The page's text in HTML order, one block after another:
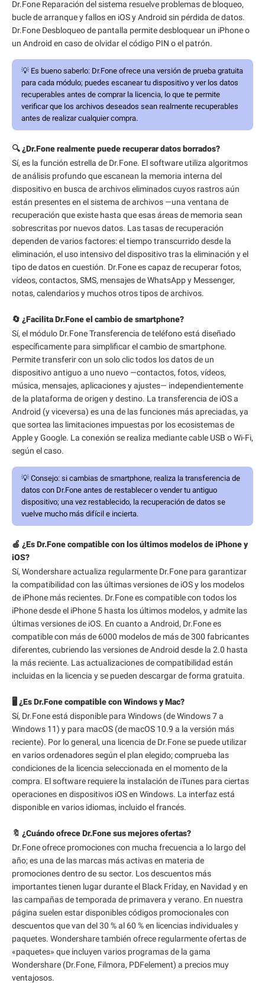
Dr.Fone Reparación del sistema resuelve problemas de bloqueo,
bucle de arranque y fallos en iOS y Android sin pérdida de datos.
Dr.Fone Desbloqueo de pantalla permite desbloquear un iPhone o
un Android en caso de olvidar el código PIN o el patrón.
💡 Es bueno saberlo: Dr.Fone ofrece una versión de prueba gratuita
para cada módulo; puedes escanear tu dispositivo y ver los datos
recuperables antes de comprar la licencia, lo que te permite
verificar que los archivos deseados sean realmente recuperables
antes de realizar cualquier compra.
🔍 ¿Dr.Fone realmente puede recuperar datos borrados?
Sí, es la función estrella de Dr.Fone. El software utiliza algoritmos
de análisis profundo que escanean la memoria interna del
dispositivo en busca de archivos eliminados cuyos rastros aún
están presentes en el sistema de archivos —una ventana de
recuperación que existe hasta que esas áreas de memoria sean
sobrescritas por nuevos datos. Las tasas de recuperación
dependen de varios factores: el tiempo transcurrido desde la
eliminación, el uso intensivo del dispositivo tras la eliminación y el
tipo de datos en cuestión. Dr.Fone es capaz de recuperar fotos,
vídeos, contactos, SMS, mensajes de WhatsApp y Messenger,
notas, calendarios y muchos otros tipos de archivos.
🔄 ¿Facilita Dr.Fone el cambio de smartphone?
Sí, el módulo Dr.Fone Transferencia de teléfono está diseñado
específicamente para simplificar el cambio de smartphone.
Permite transferir con un solo clic todos los datos de un
dispositivo antiguo a uno nuevo —contactos, fotos, vídeos,
música, mensajes, aplicaciones y ajustes— independientemente
de la plataforma de origen y destino. La transferencia de iOS a
Android (y viceversa) es una de las funciones más apreciadas, ya
que sortea las limitaciones impuestas por los ecosistemas de
Apple y Google. La conexión se realiza mediante cable USB o Wi-Fi,
según el caso.
💡 Consejo: si cambias de smartphone, realiza la transferencia de
datos con Dr.Fone antes de restablecer o vender tu antiguo
dispositivo; una vez restablecido, la recuperación de datos se
vuelve mucho más difícil e incierta.
🍎 ¿Es Dr.Fone compatible con los últimos modelos de iPhone y
iOS?
Sí, Wondershare actualiza regularmente Dr.Fone para garantizar
la compatibilidad con las últimas versiones de iOS y los modelos
de iPhone más recientes. Dr.Fone es compatible con todos los
iPhone desde el iPhone 5 hasta los últimos modelos, y admite las
últimas versiones de iOS. En cuanto a Android, Dr.Fone es
compatible con más de 6000 modelos de más de 300 fabricantes
diferentes, cubriendo las versiones de Android desde la 2.0 hasta
la más reciente. Las actualizaciones de compatibilidad están
incluidas en la licencia y se pueden descargar de forma gratuita.
🖥️ ¿Es Dr.Fone compatible con Windows y Mac?
Sí, Dr.Fone está disponible para Windows (de Windows 7 a
Windows 11) y para macOS (de macOS 10.9 a la versión más
reciente). Por lo general, una licencia de Dr.Fone se puede utilizar
en varios ordenadores según el plan elegido; comprueba las
condiciones de la licencia seleccionada en el momento de la
compra. El software requiere la instalación de iTunes para ciertas
operaciones en dispositivos iOS en Windows. La interfaz está
disponible en varios idiomas, incluido el francés.
🔖 ¿Cuándo ofrece Dr.Fone sus mejores ofertas?
Dr.Fone ofrece promociones con mucha frecuencia a lo largo del
año; es una de las marcas más activas en materia de
promociones dentro de su sector. Los descuentos más
importantes tienen lugar durante el Black Friday, en Navidad y en
las campañas de temporada de primavera y verano. En nuestra
página suelen estar disponibles códigos promocionales con
descuentos que van del 30 % al 60 % en licencias individuales y
paquetes. Wondershare también ofrece regularmente ofertas de
«paquetes» que incluyen varios programas de la gama
Wondershare (Dr.Fone, Filmora, PDFelement) a precios muy
ventajosos.